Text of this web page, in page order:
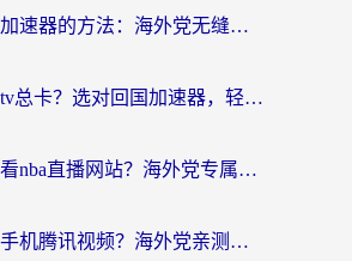
国外用微信加速器的方法：海外党无缝连接国内生活的实用指南
国外看芒果tv总卡？选对回国加速器，轻松追《浪姐》不费劲
在国外怎么看nba直播网站？海外党专属体育观赛指南，告别地区限制！
国外怎么看手机腾讯视频？海外党亲测有效的追剧加速器选择指南